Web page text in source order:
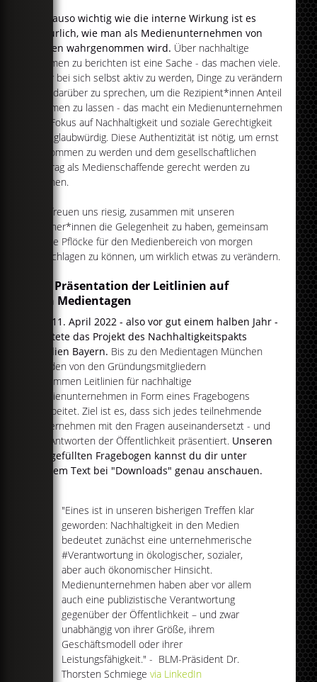
Genauso wichtig wie die interne Wirkung ist es
natürlich, wie man als Medienunternehmen von
außen wahrgenommen wird. Über nachhaltige
Themen zu berichten ist eine Sache - das machen viele.
Aber bei sich selbst aktiv zu werden, Dinge zu verändern
und darüber zu sprechen, um die Rezipient*innen Anteil
nehmen zu lassen - das macht ein Medienunternehmen
mit Fokus auf Nachhaltigkeit und soziale Gerechtigkeit
erst glaubwürdig. Diese Authentizität ist nötig, um ernst
genommen zu werden und dem gesellschaftlichen
Auftrag als Medienschaffende gerecht werden zu
können.
Wir freuen uns riesig, zusammen mit unseren
Partner*innen die Gelegenheit zu haben, gemeinsam
echte Pflöcke für den Medienbereich von morgen
einschlagen zu können, um wirklich etwas zu verändern.
Die Präsentation der Leitlinien auf
den Medientagen
Am 11. April 2022 - also vor gut einem halben Jahr -
startete das Projekt des Nachhaltigkeitspakts
Medien Bayern. Bis zu den Medientagen München
wurden von den Gründungsmitgliedern
zusammen Leitlinien für nachhaltige
Medienunternehmen in Form eines Fragebogens
erarbeitet. Ziel ist es, dass sich jedes teilnehmende
Unternehmen mit den Fragen auseinandersetzt - und
die Antworten der Öffentlichkeit präsentiert. Unseren
ausgefüllten Fragebogen kannst du dir unter
diesem Text bei "Downloads" genau anschauen.
"Eines ist in unseren bisherigen Treffen klar
geworden: Nachhaltigkeit in den Medien
bedeutet zunächst eine unternehmerische
#Verantwortung in ökologischer, sozialer,
aber auch ökonomischer Hinsicht.
Medienunternehmen haben aber vor allem
auch eine publizistische Verantwortung
gegenüber der Öffentlichkeit – und zwar
unabhängig von ihrer Größe, ihrem
Geschäftsmodell oder ihrer
Leistungsfähigkeit." - BLM-Präsident Dr.
Thorsten Schmiegevia LinkedIn